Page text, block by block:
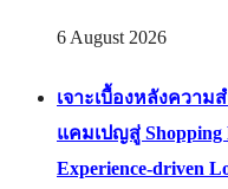
6 August 2026
เจาะเบื้องหลังความ
แคมเปญสู่ Shopping
Experience-driven